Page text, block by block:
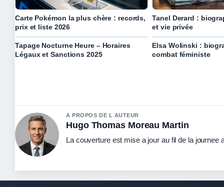
Carte Pokémon la plus chère : records,
prix et liste 2026
Tanel Derard :
et vie privée
Tapage Nocturne Heure – Horaires
Légaux et Sanctions 2025
Elsa Wolinski :
combat féministe
A PROPOS DE L AUTEUR
Hugo Thomas Moreau Martin
La couverture est mise a jour au fil de la